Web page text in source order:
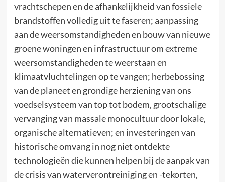
vrachtschepen en de afhankelijkheid van fossiele
brandstoffen volledig uit te faseren; aanpassing
aan de weersomstandigheden en bouw van nieuwe
groene woningen en infrastructuur om extreme
weersomstandigheden te weerstaan en
klimaatvluchtelingen op te vangen; herbebossing
van de planeet en grondige herziening van ons
voedselsysteem van top tot bodem, grootschalige
vervanging van massale monocultuur door lokale,
organische alternatieven; en investeringen van
historische omvang in nog niet ontdekte
technologieën die kunnen helpen bij de aanpak van
de crisis van waterverontreiniging en -tekorten,